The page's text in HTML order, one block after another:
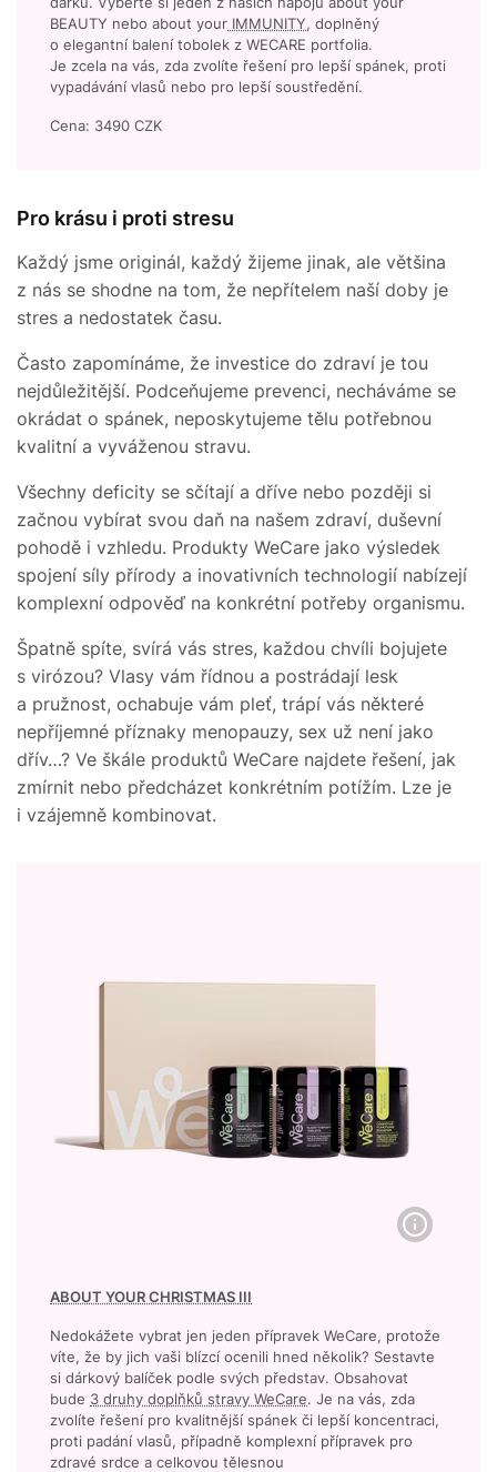
BEAUTY nebo about your IMMUNITY, doplněný
o elegantní balení tobolek z WECARE portfolia.
Je zcela na vás, zda zvolíte řešení pro lepší spánek, proti
vypadávání vlasů nebo pro lepší soustředění.
Cena: 3490 CZK
Pro krásu i proti stresu
Každý jsme originál, každý žijeme jinak, ale většina
z nás se shodne na tom, že nepřítelem naší doby je
stres a nedostatek času.
Často zapomínáme, že investice do zdraví je tou
nejdůležitější. Podceňujeme prevenci, necháváme se
okrádat o spánek, neposkytujeme tělu potřebnou
kvalitní a vyváženou stravu.
Všechny deficity se sčítají a dříve nebo později si
začnou vybírat svou daň na našem zdraví, duševní
pohodě i vzhledu. Produkty WeCare jako výsledek
spojení síly přírody a inovativních technologií nabízejí
komplexní odpověď na konkrétní potřeby organismu.
Špatně spíte, svírá vás stres, každou chvíli bojujete
s virózou? Vlasy vám řídnou a postrádají lesk
a pružnost, ochabuje vám pleť, trápí vás některé
nepříjemné příznaky menopauzy, sex už není jako
dřív…? Ve škále produktů WeCare najdete řešení, jak
zmírnit nebo předcházet konkrétním potížím. Lze je
i vzájemně kombinovat.
ABOUT YOUR CHRISTMAS III
Nedokážete vybrat jen jeden přípravek WeCare, protože
víte, že by jich vaši blízcí ocenili hned několik? Sestavte
si dárkový balíček podle svých představ. Obsahovat
bude 3 druhy doplňků stravy WeCare. Je na vás, zda
zvolíte řešení pro kvalitnější spánek či lepší koncentraci,
proti padání vlasů, případně komplexní přípravek pro
zdravé srdce a celkovou tělesnou